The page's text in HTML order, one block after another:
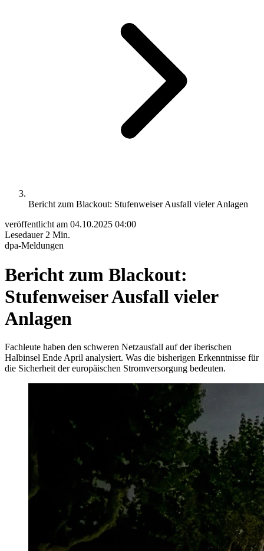
Bericht zum Blackout: Stufenweiser Ausfall vieler Anlagen
veröffentlicht am 04.10.2025 04:00
Lesedauer 2 Min.
dpa-Meldungen
Bericht zum Blackout:
Stufenweiser Ausfall vieler
Anlagen
Fachleute haben den schweren Netzausfall auf der iberischen
Halbinsel Ende April analysiert. Was die bisherigen Erkenntnisse für
die Sicherheit der europäischen Stromversorgung bedeuten.